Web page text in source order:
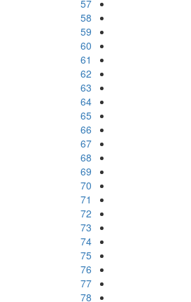
57
58
59
60
61
62
63
64
65
66
67
68
69
70
71
72
73
74
75
76
77
78